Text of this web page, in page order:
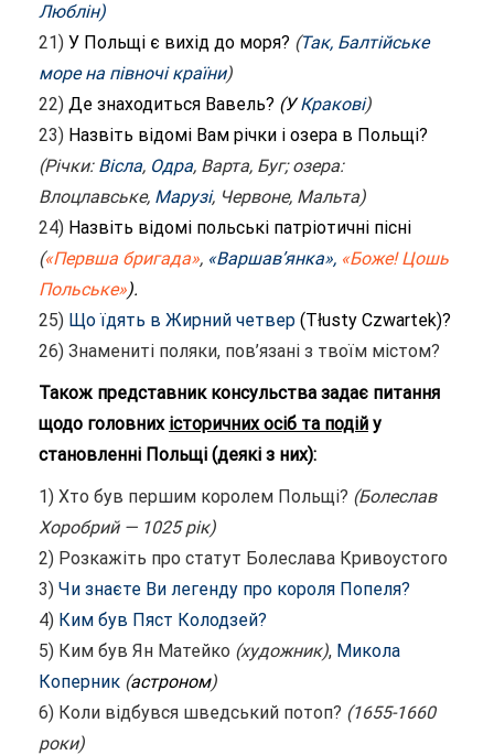
Люблін)
21) У Польщі є вихід до моря? (Так, Балтійське
море на півночі країни)
22) Де знаходиться Вавель? (У Кракові)
23) Назвіть відомі Вам річки і озера в Польщі?
(Річки: Вісла, Одра, Варта, Буг; озера:
Влоцлавське, Марузі, Червоне, Мальта)
24) Назвіть відомі польські патріотичні пісні
(«Первша бригада», «Варшав’янка», «Боже! Цошь
Польське»).
25) Що їдять в Жирний четвер (Tłusty Czwartek)?
26) Знамениті поляки, пов’язані з твоїм містом?
Також представник консульства задає питання
щодо головних історичних осіб та подій у
становленні Польщі (деякі з них):
1) Хто був першим королем Польщі? (Болеслав
Хоробрий — 1025 рік)
2) Розкажіть про статут Болеслава Кривоустого
3) Чи знаєте Ви легенду про короля Попеля?
4) Ким був Пяст Колодзей?
5) Ким був Ян Матейко (художник), Микола
Коперник (астроном)
6) Коли відбувся шведський потоп? (1655-1660
роки)